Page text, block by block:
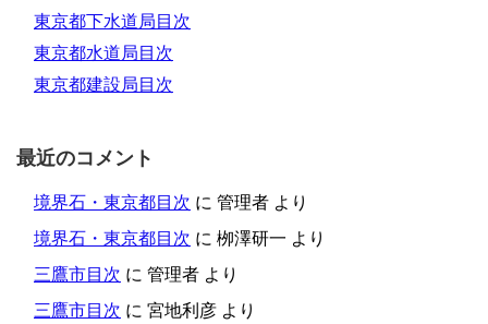
東京都下水道局目次
東京都水道局目次
東京都建設局目次
最近のコメント
境界石・東京都目次 に 管理者 より
境界石・東京都目次 に 栁澤研一 より
三鷹市目次 に 管理者 より
三鷹市目次 に 宮地利彦 より